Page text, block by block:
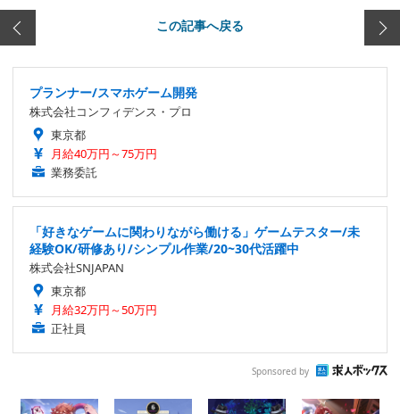
この記事へ戻る
プランナー/スマホゲーム開発
株式会社コンフィデンス・プロ
東京都
月給40万円～75万円
業務委託
「好きなゲームに関わりながら働ける」ゲームテスター/未
経験OK/研修あり/シンプル作業/20~30代活躍中
株式会社SNJAPAN
東京都
月給32万円～50万円
正社員
Sponsored by